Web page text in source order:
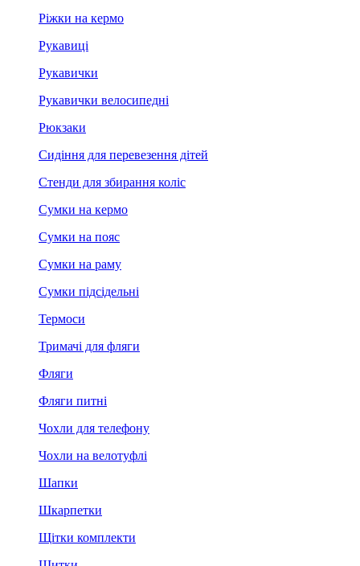
Ріжки на кермо
Рукавиці
Рукавички
Рукавички велосипедні
Рюкзаки
Сидіння для перевезення дітей
Стенди для збирання коліс
Сумки на кермо
Сумки на пояс
Сумки на раму
Сумки підсідельні
Термоси
Тримачі для фляги
Фляги
Фляги питні
Чохли для телефону
Чохли на велотуфлі
Шапки
Шкарпетки
Щітки комплекти